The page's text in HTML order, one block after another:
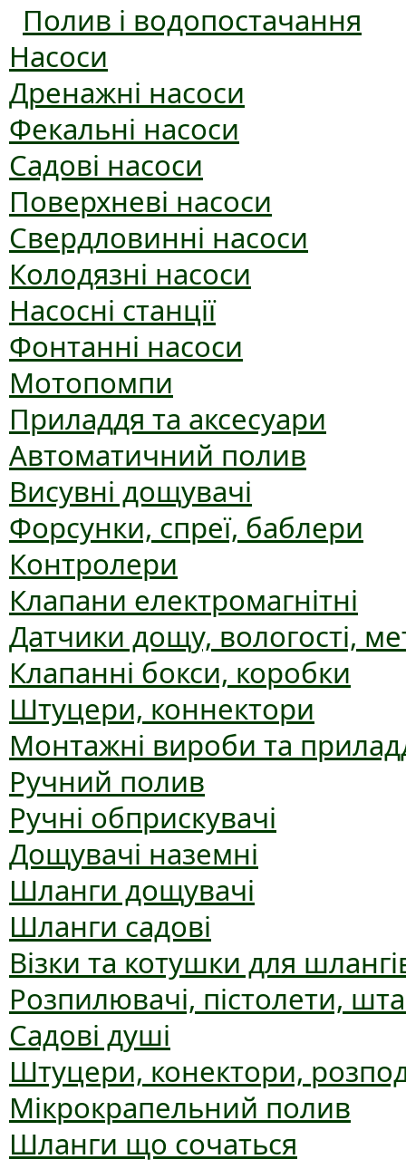
Полив і водопостачання
Насоси
Дренажні насоси
Фекальні насоси
Садові насоси
Поверхневі насоси
Свердловинні насоси
Колодязні насоси
Насосні станції
Фонтанні насоси
Мотопомпи
Приладдя та аксесуари
Автоматичний полив
Висувні дощувачі
Форсунки, спреї, баблери
Контролери
Клапани електромагнітні
Датчики дощу, вологості,
Клапанні бокси, коробки
Штуцери, коннектори
Монтажні вироби та
Ручний полив
Ручні обприскувачі
Дощувачі наземні
Шланги дощувачі
Шланги садові
Візки та котушки для
Розпилювачі, пістолети,
Садові душі
Штуцери, конектори,
Мікрокрапельний полив
Шланги що сочаться